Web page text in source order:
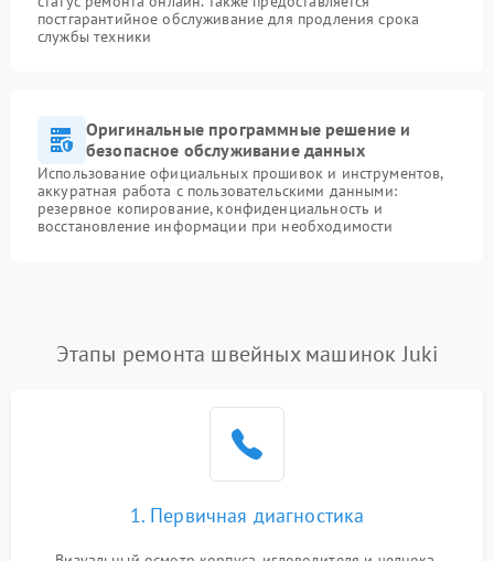
постгарантийное обслуживание для продления срока
службы техники
Оригинальные программные решение и
безопасное обслуживание данных
Использование официальных прошивок и инструментов,
аккуратная работа с пользовательскими данными:
резервное копирование, конфиденциальность и
восстановление информации при необходимости
Этапы ремонта швейных машинок Juki
1. Первичная диагностика